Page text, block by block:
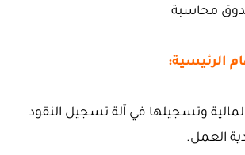
محاسبة
الرئيسية:
وتسجيلها في آلة تسجيل النقود
العمل.